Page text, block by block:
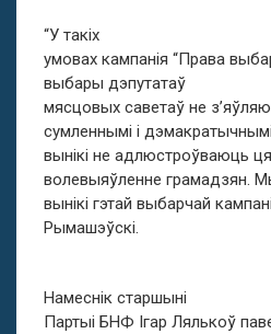
“У такіх
умовах кампанія “Права
выбары дэпутатаў
мясцовых саветаў не
сумленнымі і
вынікі не адлюстроўваюць
волевыяўленне грамадзян.
вынікі гэтай выбарчай
Рымашэўскі.
Намеснік старшыні
Партыі БНФ Ігар Лялькоў